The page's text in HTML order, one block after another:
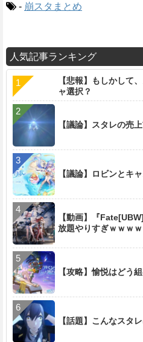
- 崩スタまとめ
人気記事ランキング
【悲報】もしかして
ャ選択？
【議論】スタレの売
【議論】ロビンとキ
【動画】『
放題やりすぎｗｗｗ
【攻略】愉悦はどう
【話題】こんなスタ